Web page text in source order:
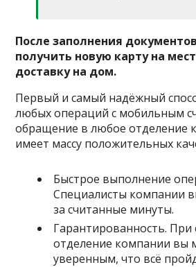
После заполнения
получить новую карту на
доставку на дом.
Первый и самый надёжный
любых операций с мобильным
обращение в любое отделение
имеет массу положительных
Быстрое выполнение
Специалисты компании
за считанные минуты.
Гарантированность.
отделение компании вы
уверенным, что всё